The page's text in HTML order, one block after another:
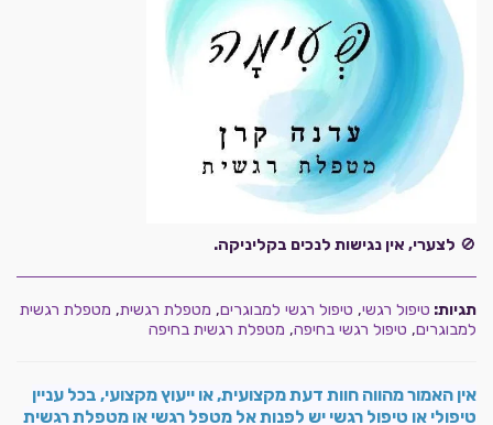
🚫 לצערי, אין נגישות לנכים בקליניקה.
תגיות: טיפול רגשי, טיפול רגשי למבוגרים, מטפלת רגשית, מטפלת רגשית
למבוגרים, טיפול רגשי בחיפה, מטפלת רגשית בחיפה
אין האמור מהווה חוות דעת מקצועית, או ייעוץ מקצועי, בכל עניין
טיפולי או טיפול רגשי יש לפנות אל מטפל רגשי או מטפלת רגשית